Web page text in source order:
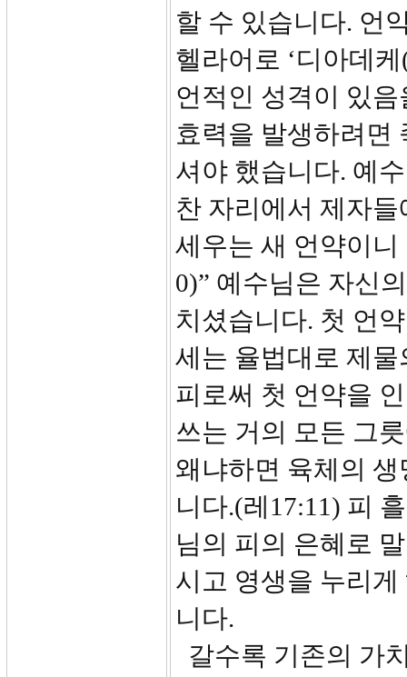
할 수 있습니다. 언
헬라어로 ‘디아데
언적인 성격이 있
효력을 발생하려면
셔야 했습니다. 예
찬 자리에서 제자
세우는 새 언약이
0)” 예수님은 자신
치셨습니다. 첫 언
세는 율법대로 제
피로써 첫 언약을
쓰는 거의 모든 그
왜냐하면 육체의
니다.(레17:11) 피
님의 피의 은혜로
시고 영생을 누리
니다.
갈수록 기존의 가